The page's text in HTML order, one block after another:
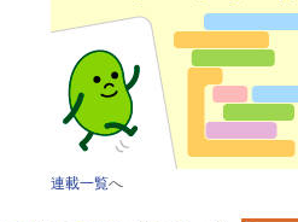
連載一覧へ